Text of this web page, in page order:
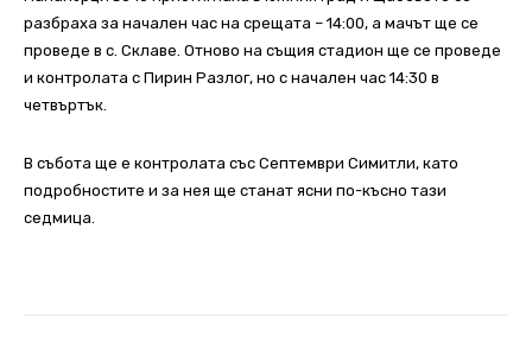
разбраха за начален час на срещата – 14:00, а мачът ще се
проведе в с. Склаве. Отново на същия стадион ще се проведе
и контролата с Пирин Разлог, но с начален час 14:30 в
четвъртък.
В събота ще е контролата със Септември Симитли, като
подробностите и за нея ще станат ясни по-късно тази
седмица.